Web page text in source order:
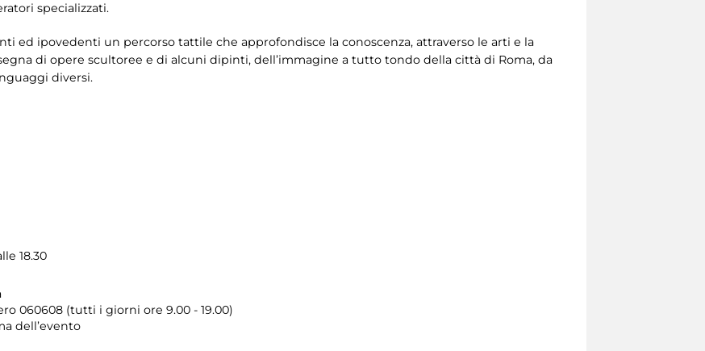
specializzati.
ed ipovedenti un percorso tattile che approfondisce la conoscenza, attraverso le arti e la
di opere scultoree e di alcuni dipinti, dell’immagine a tutto tondo della città di Roma, da
diversi.
18.30
060608 (tutti i giorni ore 9.00 - 19.00)
dell’evento